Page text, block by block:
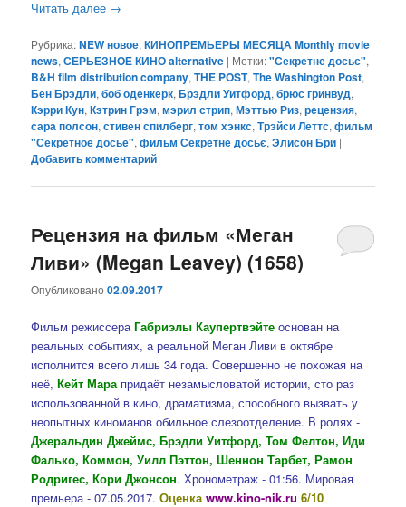
Читать далее →
Рубрика:NEW новое,КИНОПРЕМЬЕРЫ МЕСЯЦА Monthly movie
news,СЕРЬЕЗНОЕ КИНО alternative | Метки:"Секретне досьє",
B&H film distribution company,THE POST,The Washington Post,
Бен Брэдли,боб оденкерк,Брэдли Уитфорд,брюс гринвуд,
Кэрри Кун,Кэтрин Грэм,мэрил стрип,Мэттью Риз,рецензия,
сара полсон,стивен спилберг,том хэнкс,Трэйси Леттс,фильм
"Секретное досье",фильм Секретне досьє,Элисон Бри |
Добавить комментарий
Рецензия на фильм «Меган
Ливи» (Megan Leavey) (1658)
Опубликовано02.09.2017
Фильм режиссера Габриэлы Каупертвэйте основан на
реальных событиях, а реальной Меган Ливи в октябре
исполнится всего лишь 34 года. Совершенно не похожая на
неё, Кейт Марапридаёт незамысловатой истории, сто раз
использованной в кино, драматизма, способного вызвать у
неопытных киноманов обильное слезоотделение. В ролях -
Джеральдин Джеймс, Брэдли Уитфорд, Том Фелтон, Иди
Фалько, Коммон, Уилл Пэттон, Шеннон Тарбет, Рамон
Родригес, Кори Джонсон. Хронометраж - 01:56. Мировая
премьера - 07.05.2017.Оценкаwww.kino-nik.ru 6/10